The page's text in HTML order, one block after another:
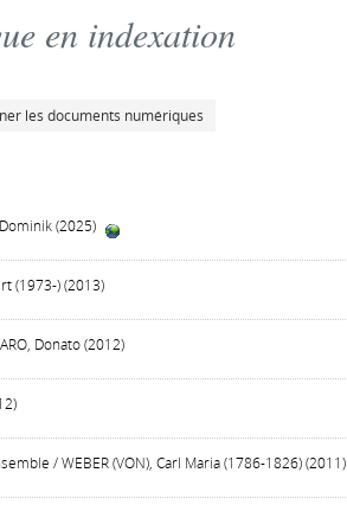
en indexation
les documents numériques
(2025)
(1973-) (2013)
Donato (2012)
/ WEBER (VON), Carl Maria (1786-1826) (2011)